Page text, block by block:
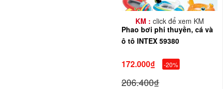
KM : click để xem KM
Phao bơi phi thuyền, cá và
ô tô INTEX 59380
172.000₫ -20%
206.400₫